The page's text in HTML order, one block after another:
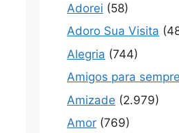
Adorei (58)
Adoro Sua Visita
Alegria (744)
Amigos para sempre
Amizade (2.979)
Amor (769)